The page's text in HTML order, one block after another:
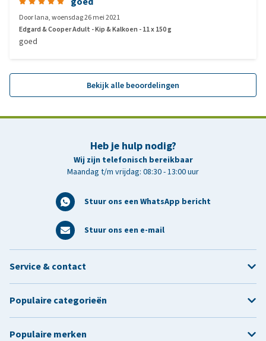
Doorlana,woensdag 26 mei 2021
Edgard & Cooper Adult - Kip & Kalkoen - 11 x 150 g
goed
Bekijk alle beoordelingen
Heb je hulp nodig?
Wij zijn telefonisch bereikbaar
Maandag t/m vrijdag: 08:30 - 13:00 uur
Stuur ons een WhatsApp bericht
Stuur ons een e-mail
Service & contact
Populaire categorieën
Populaire merken